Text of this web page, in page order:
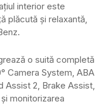
interior este
plăcută și relaxantă,
o suită completă
Camera System, ABA
Assist 2, Brake Assist,
monitorizarea